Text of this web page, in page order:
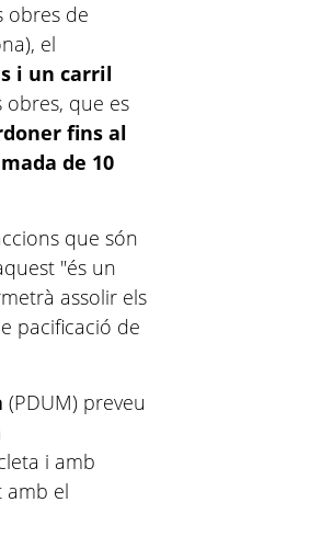
obres de
el
i un carril
obres, que es
fins al
de 10
que són
"és un
assolir els
pacificació de
(PDUM) preveu
i amb
amb el